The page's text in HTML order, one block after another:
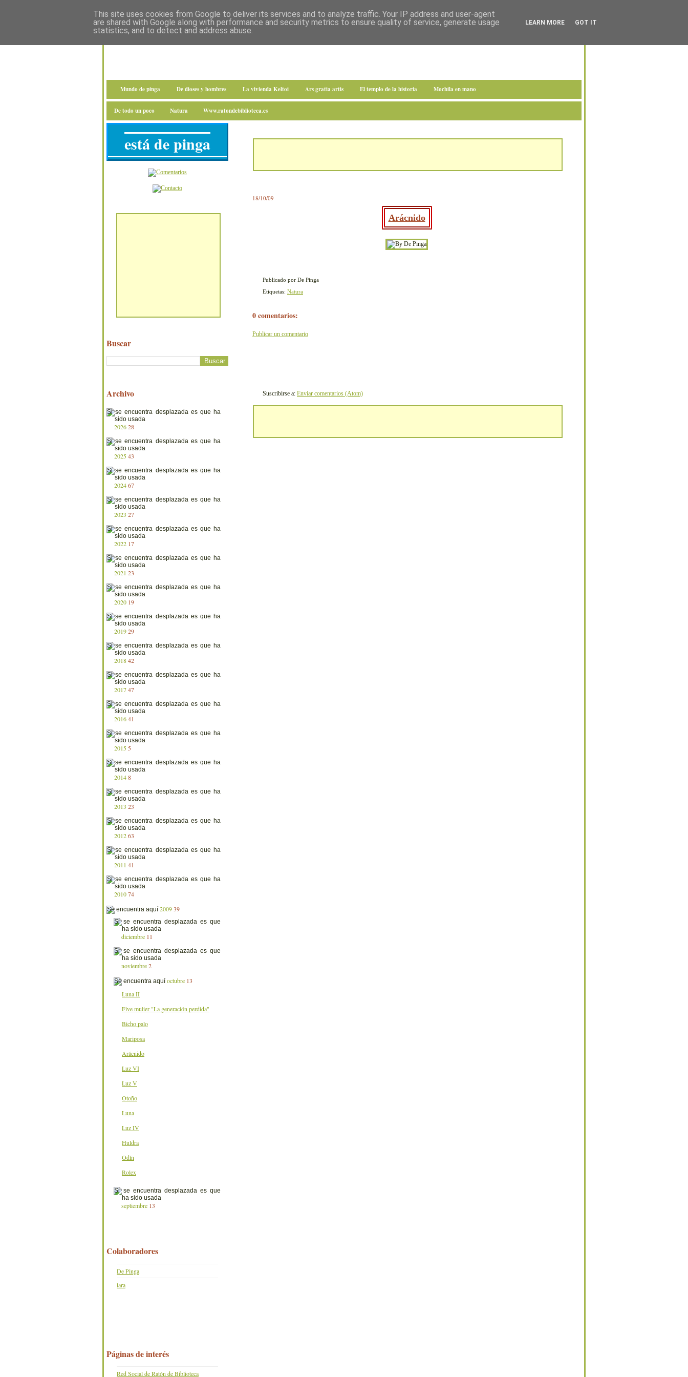
Mundo de pinga De dioses y hombres La vivienda Keltoi Ars gratia artis El templo de la historia Mochila en mano
De todo un poco Natura Www.ratondebiblioteca.es
18/10/09
Arácnido
Publicado por De Pinga
Etiquetas: Natura
0 comentarios:
Publicar un comentario
Suscribirse a: Enviar comentarios (Atom)
está de pinga
Buscar
Archivo
202628
202543
202467
2023 27
2022 17
2021 23
2020 19
201929
201842
201747
201641
2015 5
20148
2013 23
201263
2011 41
201074
200939
diciembre 11
noviembre 2
octubre 13
Luna II
Five mulier "La generación perdida"
Bicho palo
Mariposa
Arácnido
Luz VI
Luz V
Otoño
Luna
Luz IV
Huldra
Odín
Rolex
septiembre 13
Colaboradores
De Pinga
lara
Páginas de interés
Red Social de Ratón de Biblioteca
This site uses cookies from Google to deliver its services and to analyze traffic. Your IP address and user-agent
are shared with Google along with performance and security metrics to ensure quality of service, generate usage
statistics, and to detect and address abuse.
LEARN MORE GOT IT